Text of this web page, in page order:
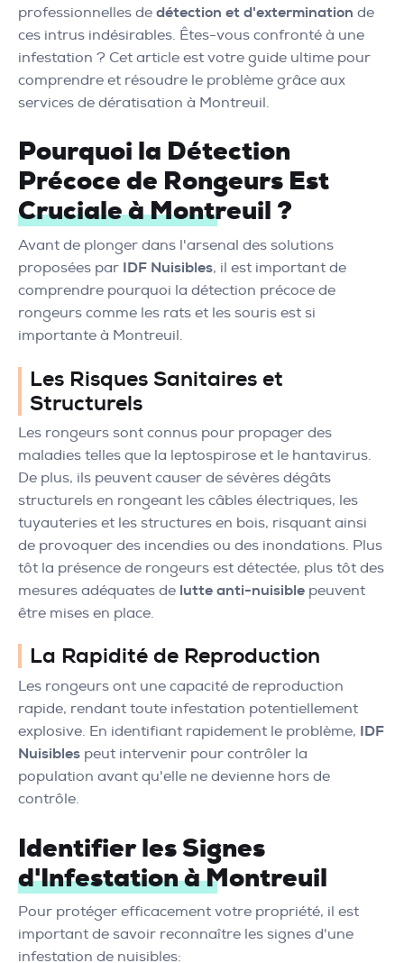
professionnelles de détection et d'extermination de
ces intrus indésirables. Êtes-vous confronté à une
infestation ? Cet article est votre guide ultime pour
comprendre et résoudre le problème grâce aux
services de dératisation à Montreuil.
Pourquoi la Détection
Précoce de Rongeurs Est
Cruciale à Montreuil ?
Avant de plonger dans l'arsenal des solutions
proposées par IDF Nuisibles, il est important de
comprendre pourquoi la détection précoce de
rongeurs comme les rats et les souris est si
importante à Montreuil.
Les Risques Sanitaires et
Structurels
Les rongeurs sont connus pour propager des
maladies telles que la leptospirose et le hantavirus.
De plus, ils peuvent causer de sévères dégâts
structurels en rongeant les câbles électriques, les
tuyauteries et les structures en bois, risquant ainsi
de provoquer des incendies ou des inondations. Plus
tôt la présence de rongeurs est détectée, plus tôt des
mesures adéquates de lutte anti-nuisible peuvent
être mises en place.
La Rapidité de Reproduction
Les rongeurs ont une capacité de reproduction
rapide, rendant toute infestation potentiellement
explosive. En identifiant rapidement le problème, IDF
Nuisibles peut intervenir pour contrôler la
population avant qu'elle ne devienne hors de
contrôle.
Identifier les Signes
d'Infestation à Montreuil
Pour protéger efficacement votre propriété, il est
important de savoir reconnaître les signes d'une
infestation de nuisibles: